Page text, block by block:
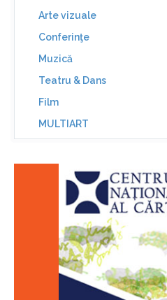
Arte vizuale
Conferinţe
Muzică
Teatru & Dans
Film
MULTIART